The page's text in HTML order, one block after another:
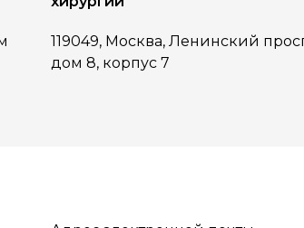
119049, Москва, Ленинский
дом 8, корпус 7